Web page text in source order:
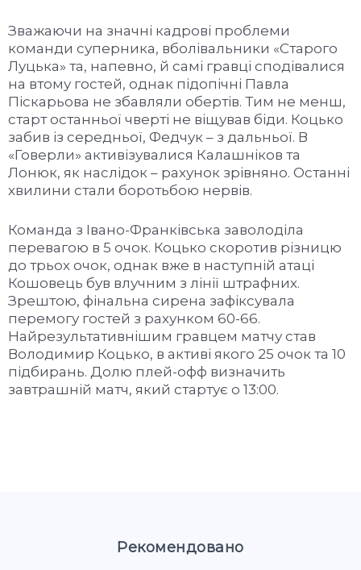
Зважаючи на значні кадрові проблеми
команди суперника, вболівальники «Старого
Луцька» та, напевно, й самі гравці сподівалися
на втому гостей, однак підопічні Павла
Піскарьова не збавляли обертів. Тим не менш,
старт останньої чверті не віщував біди. Коцько
забив із середньої, Федчук – з дальньої. В
«Говерли» активізувалися Калашніков та
Лонюк, як наслідок – рахунок зрівняно. Останні
хвилини стали боротьбою нервів.
Команда з Івано-Франківська заволоділа
перевагою в 5 очок. Коцько скоротив різницю
до трьох очок, однак вже в наступній атаці
Кошовець був влучним з лінії штрафних.
Зрештою, фінальна сирена зафіксувала
перемогу гостей з рахунком 60-66.
Найрезультативнішим гравцем матчу став
Володимир Коцько, в активі якого 25 очок та 10
підбирань. Долю плей-офф визначить
завтрашній матч, який стартує о 13:00.
Рекомендовано